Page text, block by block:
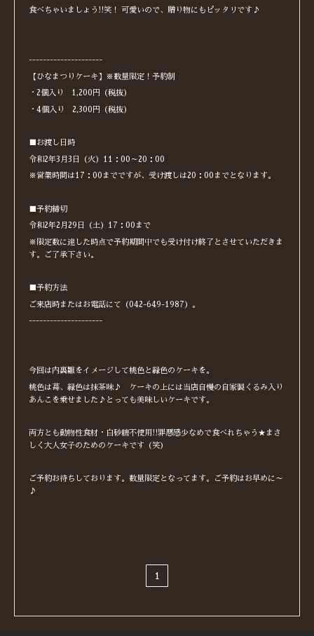
食べちゃいましょう!!笑！ 可愛いので、贈り物にもピッタリです♪
---------------------
【ひなまつりケーキ】※数量限定！予約制
・2個入り 1,200円（税抜）
・4個入り 2,300円（税抜）
■お渡し日時
令和2年3月3日（火）11：00～20：00
※営業時間は17：00までですが、受け渡しは20：00までとなります。
■予約締切
令和2年2月29日（土）17：00まで
※限定数に達した時点で予約期間中でも受け付け終了とさせていただきま
す。ご了承下さい。
■予約方法
ご来店時またはお電話にて（042-649-1987）。
---------------------
今回は内裏雛をイメージして桃色と緑色のケーキを。
桃色は苺、緑色は抹茶味♪ ケーキの上には当店自慢の自家製くるみ入り
あんこを乗せました♪とっても美味しいケーキです。
両方とも動物性食材・白砂糖不使用!!罪悪感少なめで食べれちゃう★まさ
しく大人女子のためのケーキです（笑）
ご予約お待ちしております。数量限定となってます。ご予約はお早めに～
♪
1